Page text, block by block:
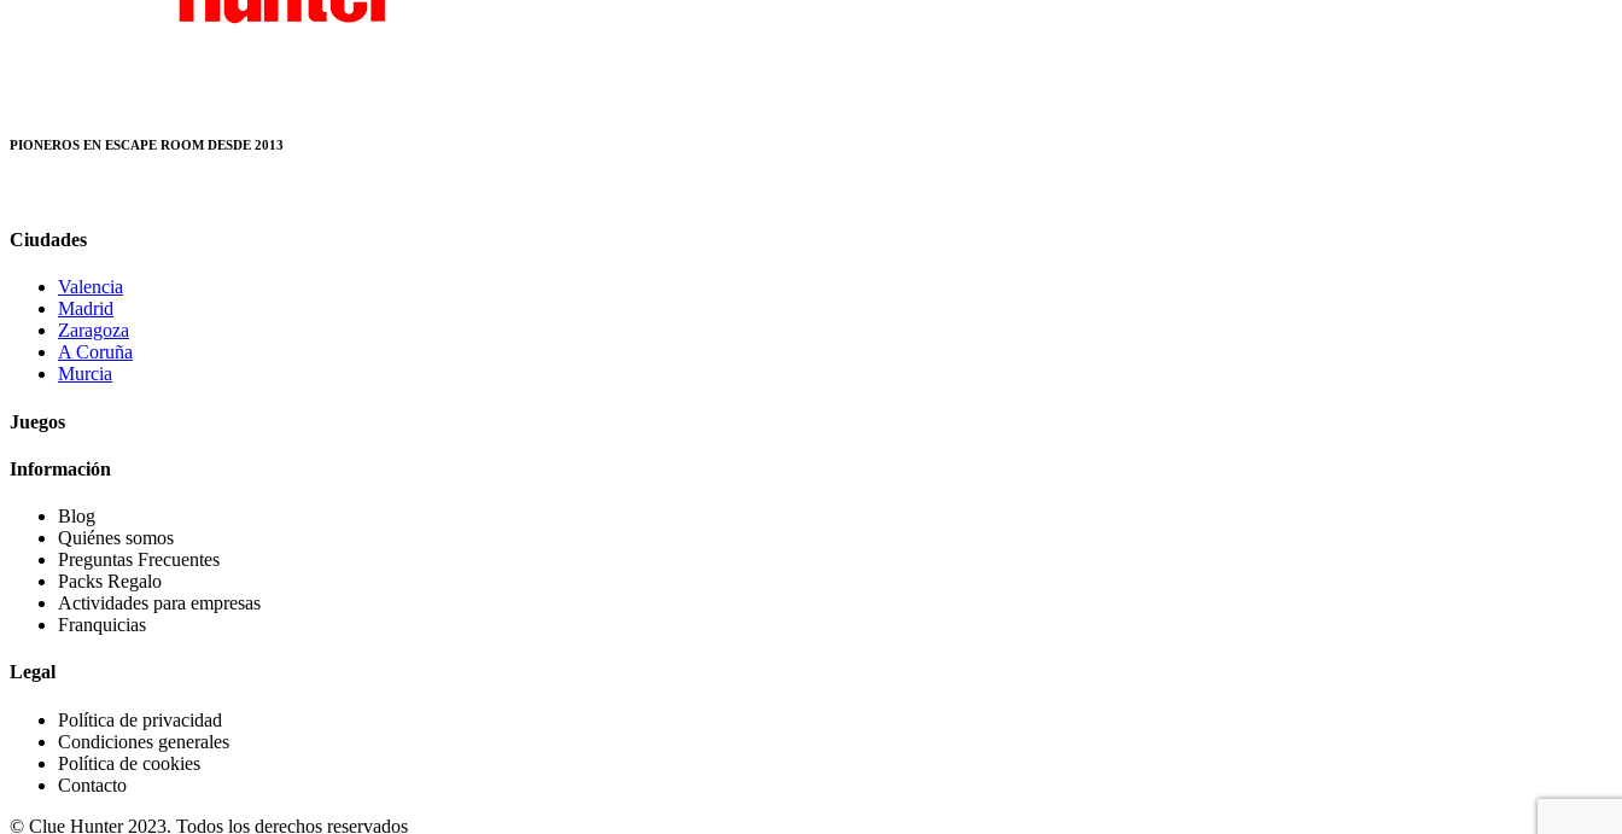
PIONEROS EN ESCAPE ROOM DESDE 2013
Ciudades
Valencia
Madrid
Zaragoza
A Coruña
Murcia
Juegos
Información
Blog
Quiénes somos
Preguntas Frecuentes
Packs Regalo
Actividades para empresas
Franquicias
Legal
Política de privacidad
Condiciones generales
Política de cookies
Contacto
© Clue Hunter 2023. Todos los derechos reservados